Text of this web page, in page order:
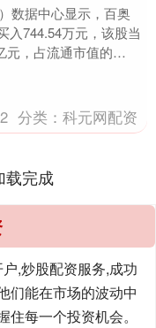
数据中心显示，百奥
入744.54万元，该股当
元，占流通市值的
分类：科元网配资
载完成
,炒股配资服务,成功
们能在市场的波动中
每一个投资机会。